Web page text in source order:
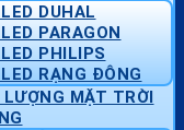
DUHAL
PARAGON
PHILIPS
RẠNG ĐÔNG
MẶT TRỜI